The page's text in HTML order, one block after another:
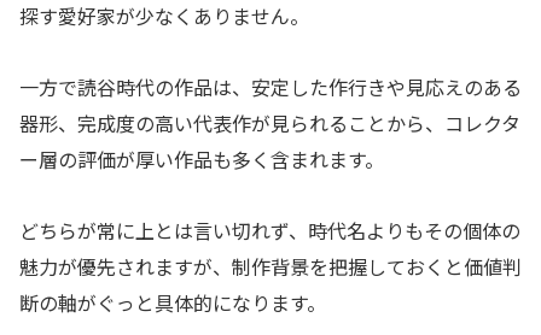
探す愛好家が少なくありません。
一方で読谷時代の作品は、安定した作行きや見応えのある
器形、完成度の高い代表作が見られることから、コレクタ
ー層の評価が厚い作品も多く含まれます。
どちらが常に上とは言い切れず、時代名よりもその個体の
魅力が優先されますが、制作背景を把握しておくと価値判
断の軸がぐっと具体的になります。